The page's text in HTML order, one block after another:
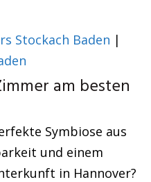
Stockach Baden |
am besten
Symbiose aus
und einem
in Hannover?